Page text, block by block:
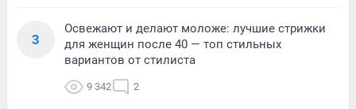
3
Освежают и делают моложе: лучшие стрижки
для женщин после 40 — топ стильных
вариантов от стилиста
9 342 2